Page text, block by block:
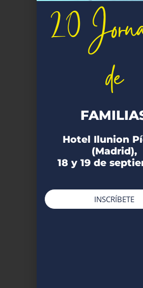
20
de
Hotel Ilunion
(Madrid),
18 y 19 de
INSCRÍBETE